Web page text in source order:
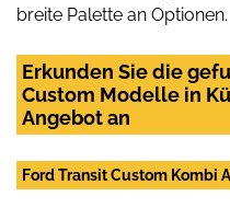
breite Palette an Optionen.
Erkunden Sie die
Custom Modelle in
Angebot an
Ford Transit Custom Kombi